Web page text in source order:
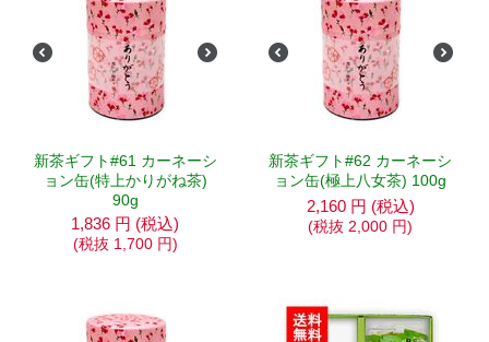
新茶ギフト#61 カーネーシ
ョン缶(特上かりがね茶)
90g
1,836 円 (税込)
(税抜 1,700 円)
新茶ギフト#62 カーネーシ
ョン缶(極上八女茶) 100g
2,160 円 (税込)
(税抜 2,000 円)